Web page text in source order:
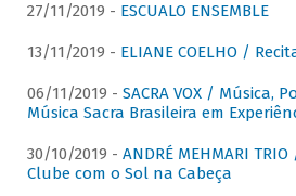
27/11/2019 - ESCUALO ENSEMBLE
13/11/2019 - ELIANE COELHO /
06/11/2019 - SACRA VOX / Música,
Música Sacra Brasileira em
30/10/2019 - ANDRÉ MEHMARI
Clube com o Sol na Cabeça